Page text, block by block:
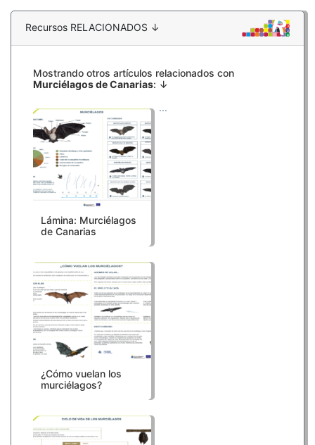
Recursos RELACIONADOS ↓
Mostrando otros artículos relacionados con
Murciélagos de Canarias: ↓
Lámina: Murciélagos
de Canarias
¿Cómo vuelan los
murciélagos?
...